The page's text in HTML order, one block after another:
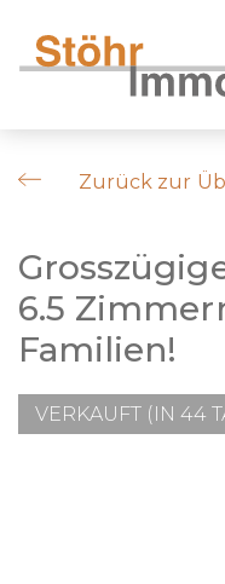
Zurück zur
6.5
Familien!
VERKAUFT (IN 44